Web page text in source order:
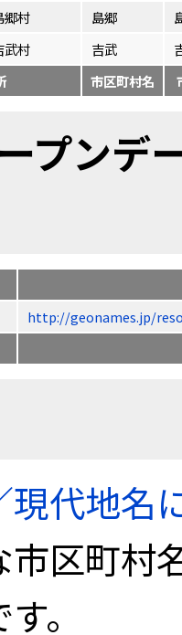
郷村 島郷
武村 吉武
市区町村名
プン
http://geonames.jp/
代地名
市区町村
。